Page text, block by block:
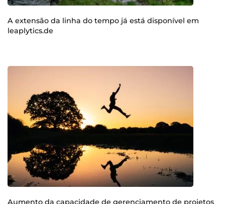
A extensão da linha do tempo já está disponível em
leaplytics.de
Aumento da capacidade de gerenciamento de projetos